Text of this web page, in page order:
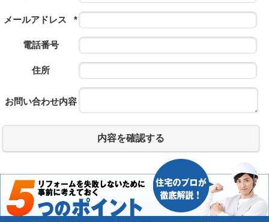
メールアドレス *
電話番号
住所
お問い合わせ内容
内容を確認する